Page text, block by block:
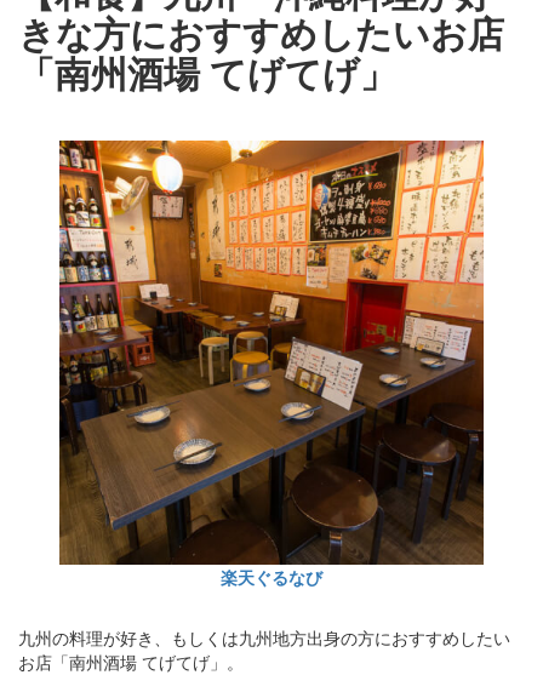
きな方におすすめしたいお店
「南州酒場 てげてげ」
楽天ぐるなび
九州の料理が好き、もしくは九州地方出身の方におすすめしたい
お店「南州酒場 てげてげ」。